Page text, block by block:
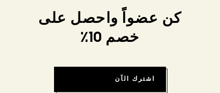
كن عضواً واحصل على
خصم 10٪
اشترك الآن